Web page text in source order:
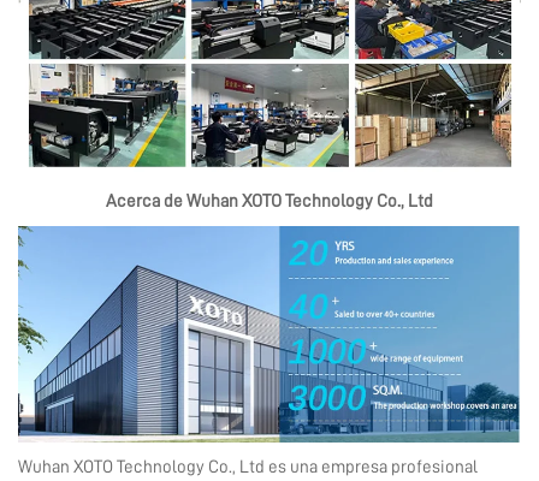
Acerca de Wuhan XOTO Technology Co., Ltd
Wuhan XOTO Technology Co., Ltd es una empresa profesional